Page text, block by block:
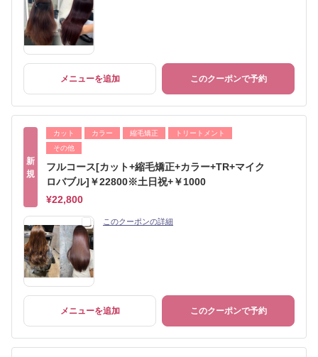
メニューを追加 このクーポンで予約
新
規
カット カラー 縮毛矯正
トリートメント
その他
フルコース[カット+縮毛矯正+カラー+TR+マイク
ロバブル]￥22800※土日祝+￥1000
¥22,800
このクーポンの詳細
メニューを追加 このクーポンで予約